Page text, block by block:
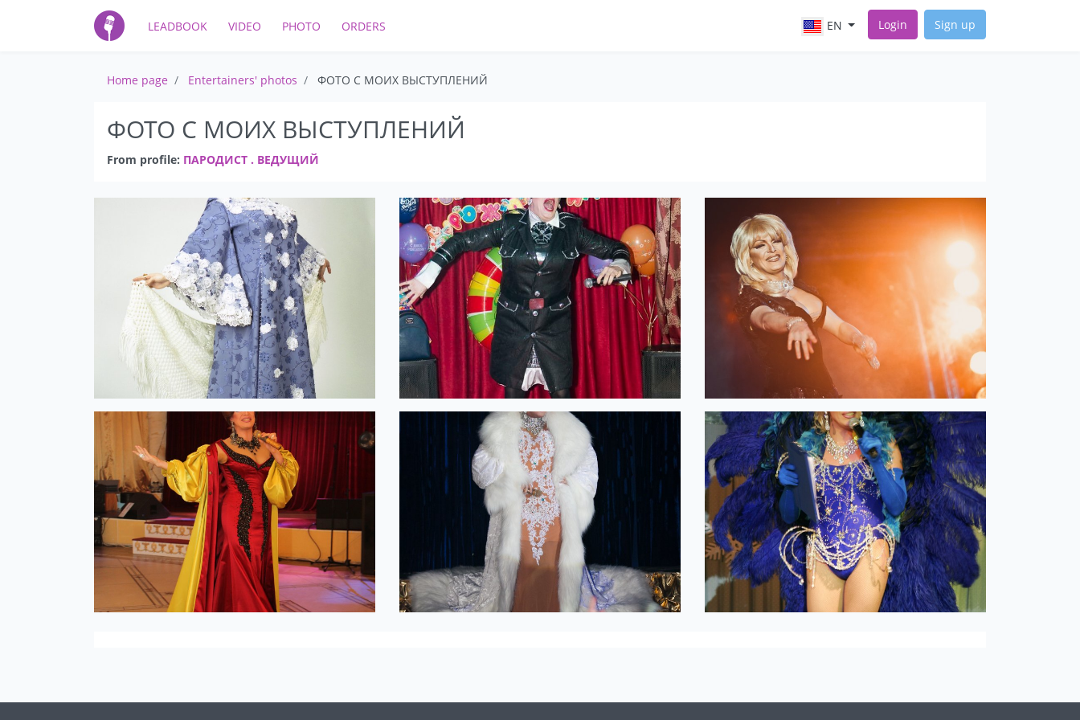
LEADBOOK VIDEO PHOTO ORDERS EN Login Sign up
Home page Entertainers' photos ФОТО С МОИХ ВЫСТУПЛЕНИЙ
ФОТО С МОИХ ВЫСТУПЛЕНИЙ
From profile: ПАРОДИСТ . ВЕДУЩИЙ